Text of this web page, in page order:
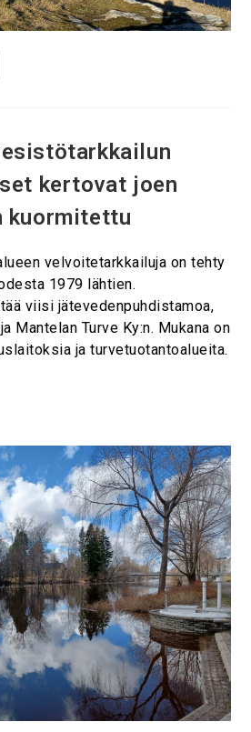
kertovat joen
kuormitettu
velvoitetarkkailuja on tehty
1979 lähtien.
viisi jätevedenpuhdistamoa,
Mantelan Turve Ky:n. Mukana on
ja turvetuotantoalueita.